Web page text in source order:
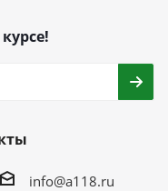
info@a118.ru